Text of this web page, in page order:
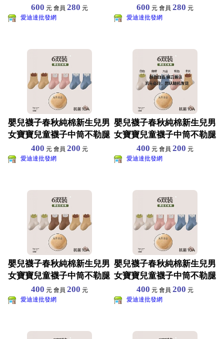
型衣服童裝 尺寸80-
600 元 會員 280 元
愛迪達批發網
型衣服童裝 尺寸80-
600 元 會員280 元
愛迪達批發網
嬰兒襪子春秋純棉新生兒男
女寶寶兒童襪子中筒不勒腿
A類無骨棉襪 六雙裝
400 元 會員 200 元
愛迪達批發網
嬰兒襪子春秋純棉新生兒男
女寶寶兒童襪子中筒不勒腿
A類無骨棉襪 六雙裝
400 元 會員200 元
愛迪達批發網
嬰兒襪子春秋純棉新生兒男
女寶寶兒童襪子中筒不勒腿
A類無骨棉襪 六雙裝
400 元 會員 200 元
愛迪達批發網
嬰兒襪子春秋純棉新生兒男
女寶寶兒童襪子中筒不勒腿
A類無骨棉襪 六雙裝
400 元 會員200 元
愛迪達批發網